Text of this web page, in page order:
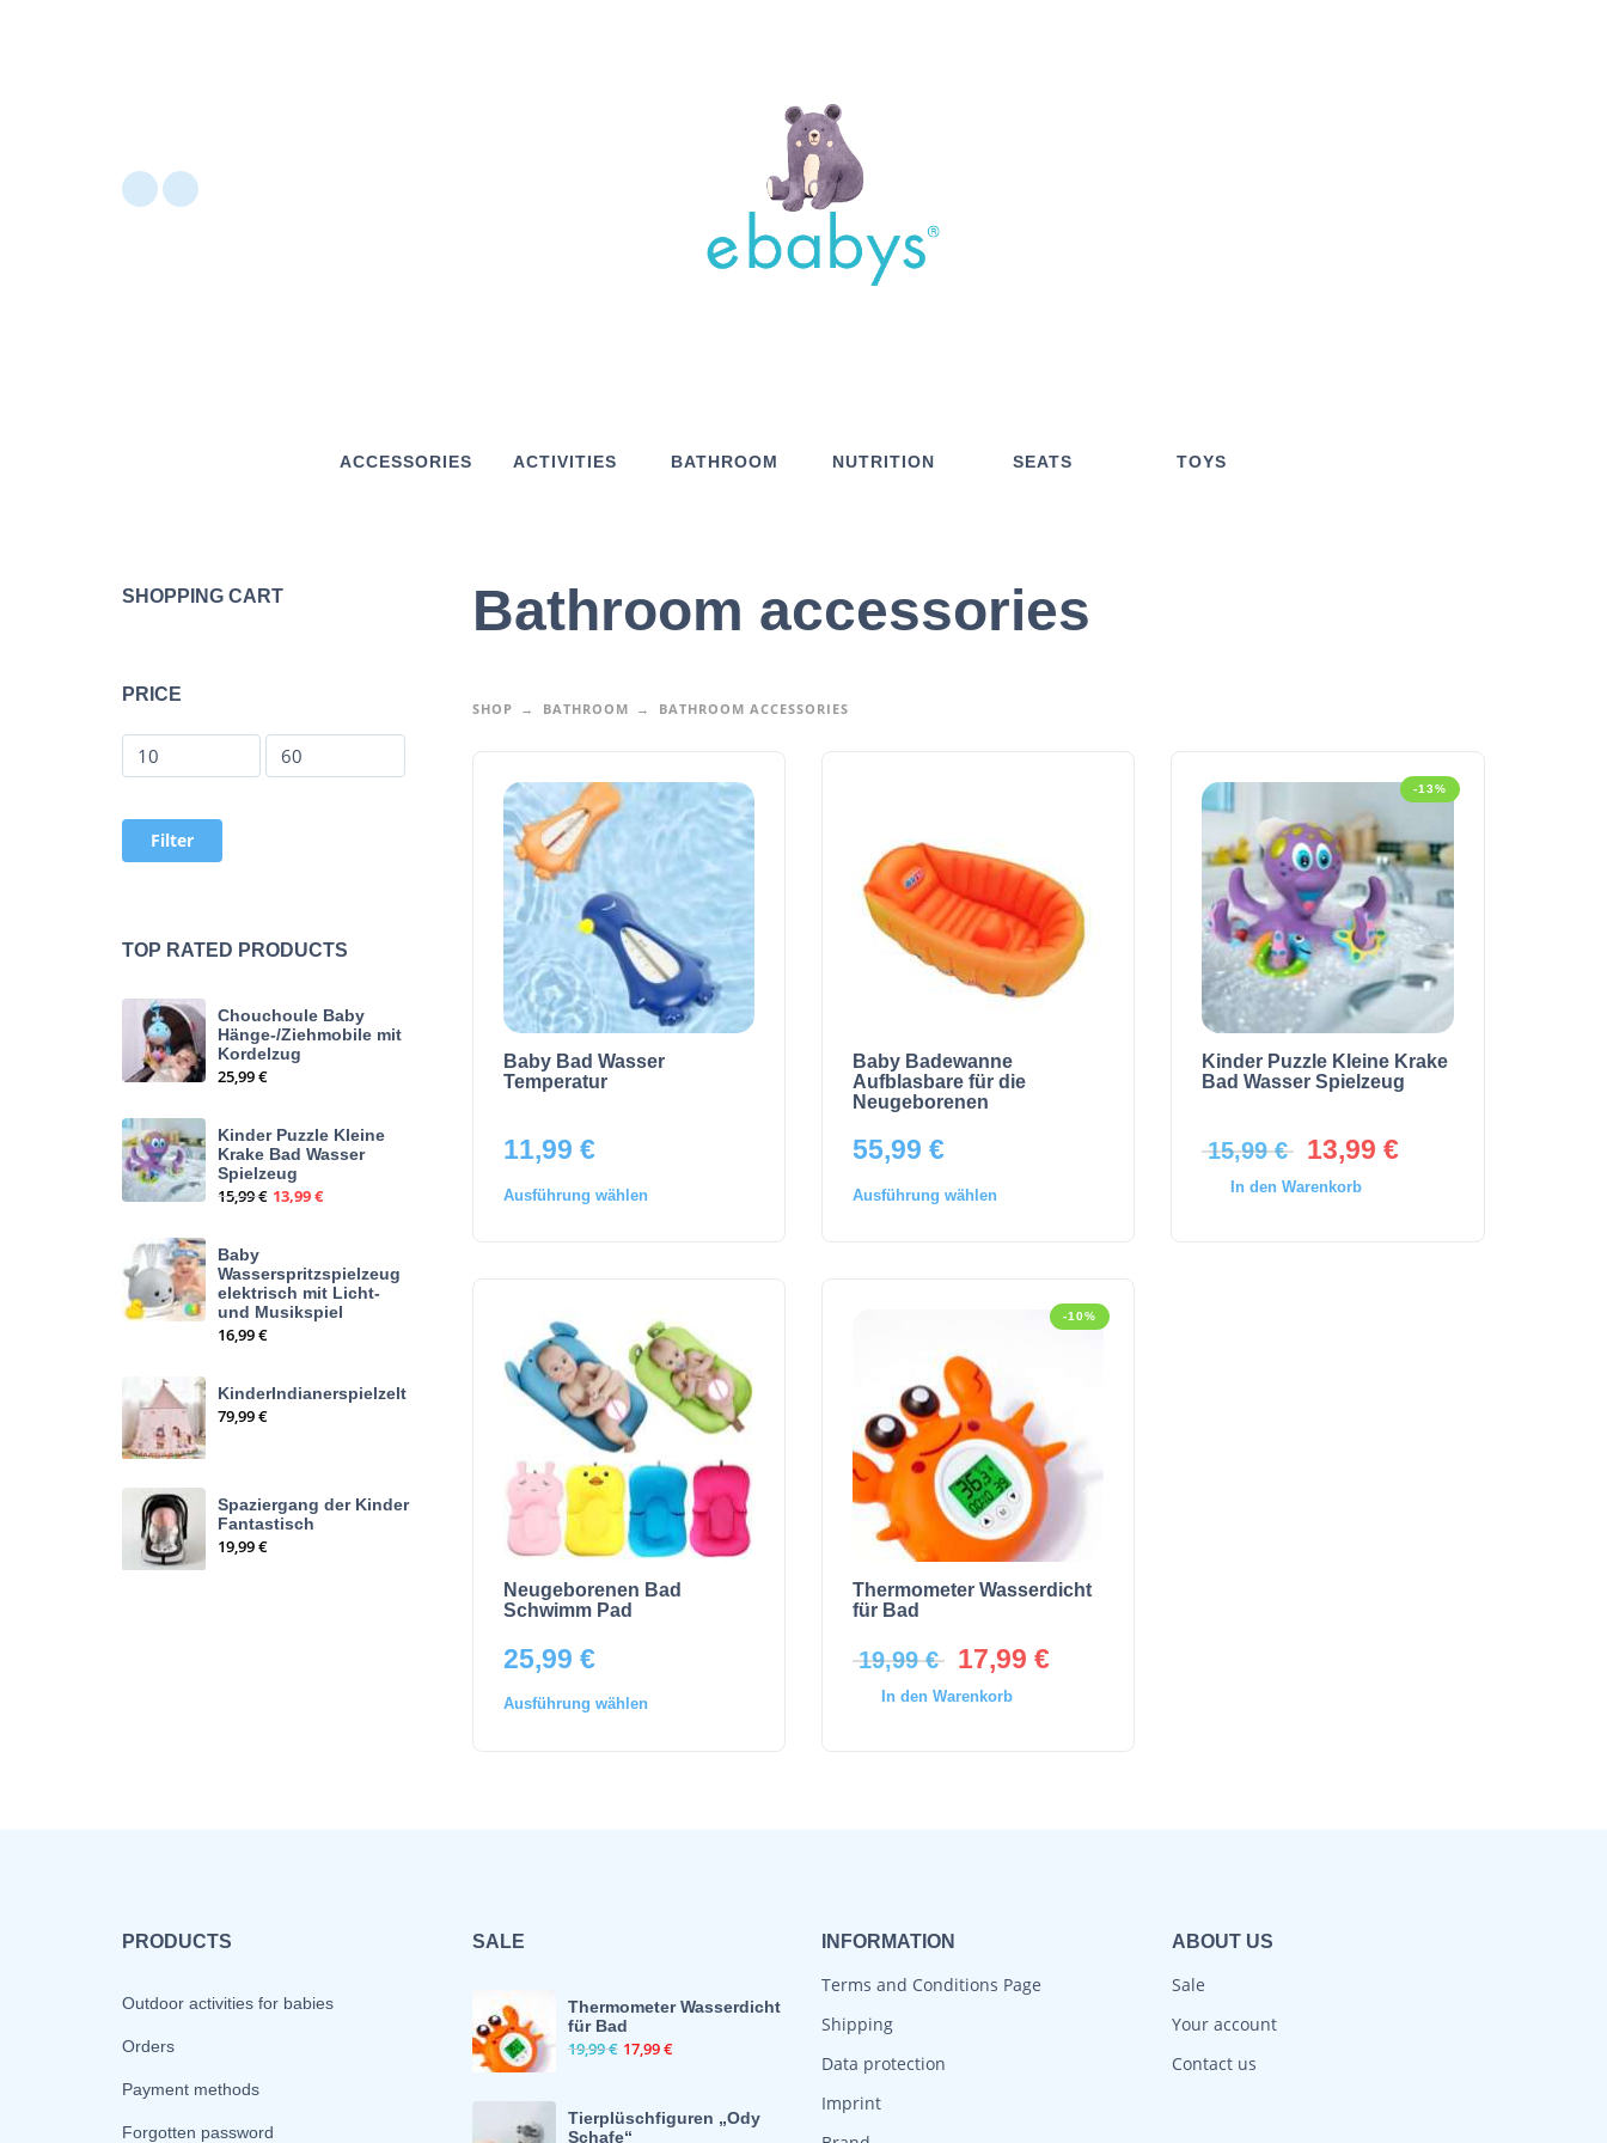
ACCESSORIES ACTIVITIES BATHROOM NUTRITION SEATS TOYS
SHOPPING CART
PRICE
Filter
TOP RATED PRODUCTS
Chouchoule Baby
Hänge-/Ziehmobile mit
Kordelzug
25,99€
Kinder Puzzle Kleine
Krake Bad Wasser
Spielzeug
15,99€ 13,99€
Baby
Wasserspritzspielzeug
elektrisch mit Licht-
und Musikspiel
16,99€
KinderIndianerspielzelt
79,99€
Spaziergang der Kinder
Fantastisch
19,99€
Bathroom accessories
SHOP BATHROOM BATHROOM ACCESSORIES
Baby Bad Wasser
Temperatur
11,99 €
Ausführung wählen
Baby Badewanne
Aufblasbare für die
Neugeborenen
55,99 €
Ausführung wählen
-13%
Kinder Puzzle Kleine Krake
Bad Wasser Spielzeug
15,99€ 13,99€
In den Warenkorb
Neugeborenen Bad
Schwimm Pad
25,99 €
Ausführung wählen
-10%
Thermometer Wasserdicht
für Bad
19,99€ 17,99 €
In den Warenkorb
PRODUCTS
Outdoor activities for babies
Orders
Payment methods
Forgotten password
SALE
Thermometer Wasserdicht
für Bad
19,99€ 17,99€
⁠Tierplüschfiguren „Ody
Schafe“
INFORMATION
Terms and Conditions Page
Shipping
Data protection
Imprint
ABOUT US
Sale
Your account
Contact us